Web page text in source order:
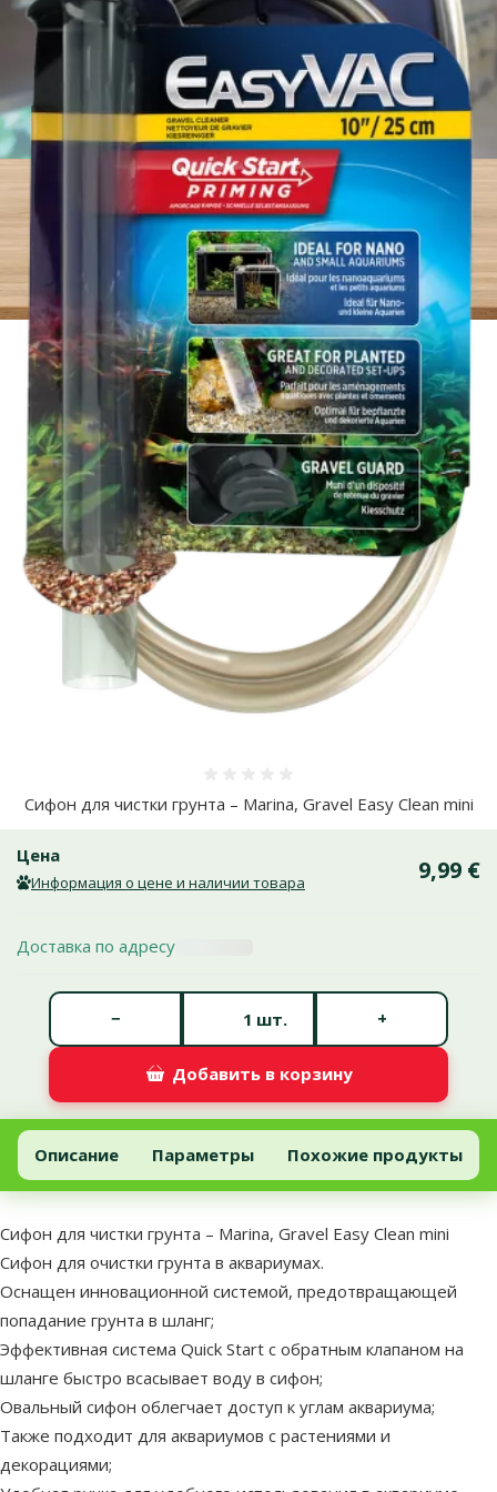
Сифон для чистки грунта – Marina, Gravel Easy Clean mini
Цена
Информация о цене и наличии товара 9,99 €
Доставка по адресу
шт.
− +
Добавить в корзину
Сифон для чистки грунта – Marina, Gravel Easy Clean mini
Добавить в корзину
Описание Параметры Похожие продукты
В начало страницы
superzoo.product.detail.content
Сифон для чистки грунта – Marina, Gravel Easy Clean mini
Сифон для очистки грунта в аквариумах.
Оснащен инновационной системой, предотвращающей
попадание грунта в шланг;
Эффективная система Quick Start с обратным клапаном на
шланге быстро всасывает воду в сифон;
Овальный сифон облегчает доступ к углам аквариума;
Также подходит для аквариумов с растениями и
декорациями;